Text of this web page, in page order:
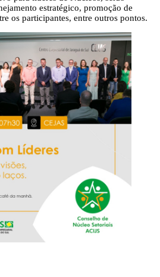
estratégico, promoção de
os participantes, entre outros pontos.